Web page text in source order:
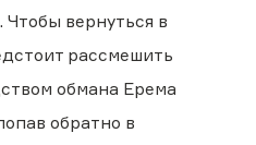
вернуться в
рассмешить
обмана Ерема
обратно в